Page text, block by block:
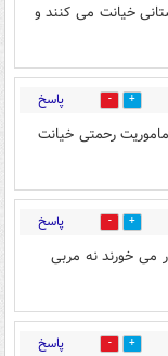
خیانت می کنند و
1 پاسخ
رحمتی خیانت
1 پاسخ
می خورند نه مربی
0 پاسخ